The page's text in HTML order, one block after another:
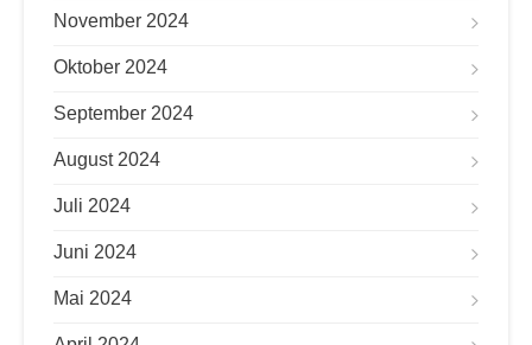
November 2024
Oktober 2024
September 2024
August 2024
Juli 2024
Juni 2024
Mai 2024